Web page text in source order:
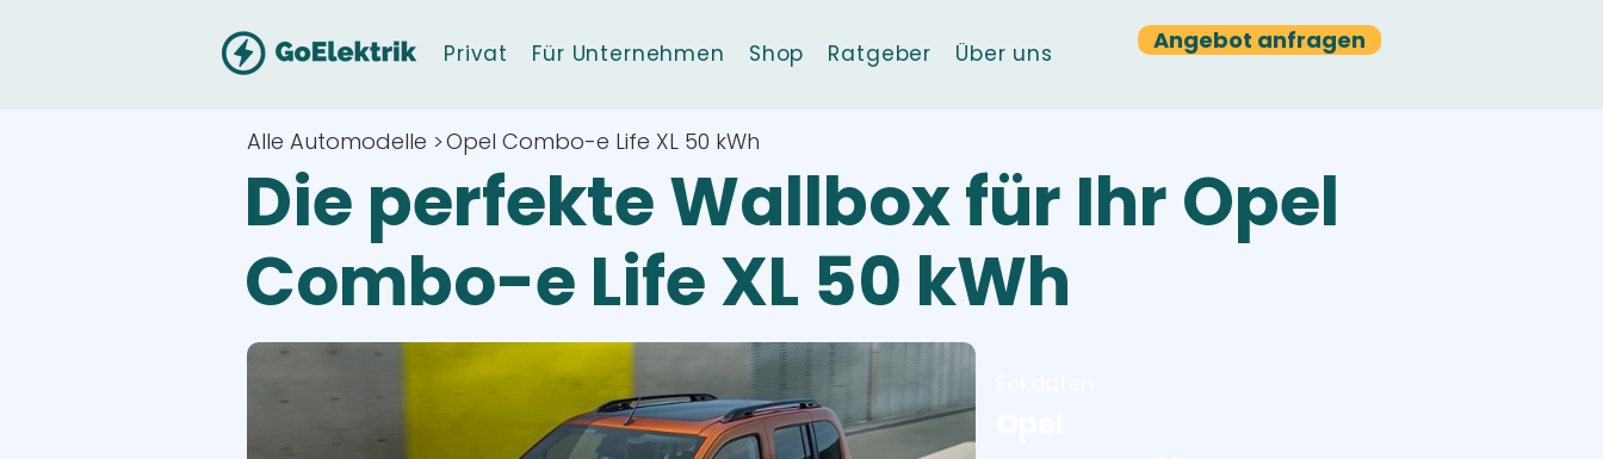
Privat Für Unternehmen Shop Ratgeber Über uns Angebot anfragen
Alle Automodelle >Opel Combo-e Life XL 50 kWh
Die perfekte Wallbox für Ihr Opel
Combo-e Life XL 50 kWh